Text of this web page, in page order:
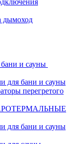
дымоход
и сауны
для бани и сауны
перегретого
для бани и сауны